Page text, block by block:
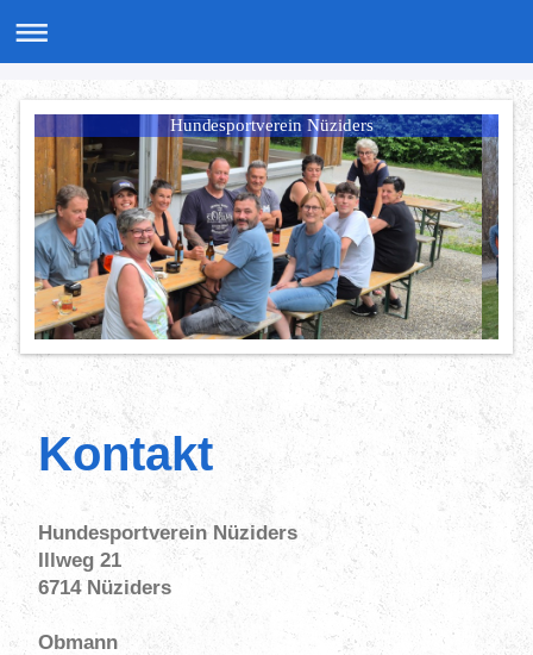
Hundesportverein Nüziders
Kontakt
Hundesportverein Nüziders
Illweg 21
6714 Nüziders
Obmann